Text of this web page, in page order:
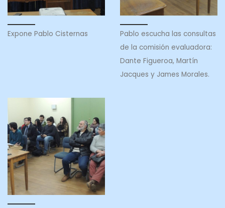
Expone Pablo Cisternas
Pablo escucha las consultas
de la comisión evaluadora:
Dante Figueroa, Martín
Jacques y James Morales.